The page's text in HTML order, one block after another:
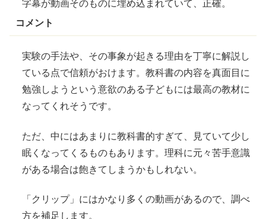
字幕が動画そのものに埋め込 まれていて、正確。
コメント
実験の手法や、その事象が起きる理由を丁寧に解説し
ている点で信頼がおけます。教科書の内容を真面目に
勉強しようという 意欲のある子どもには最高の教材に
なってくれそうです。
ただ、中にはあまりに教科書的すぎて、見ていて少し
眠くなってくるものもあります。理科に元々苦手意識
がある場合は飽きてしまうかもしれない。
「クリップ」にはかなり多くの動画があるので、調べ
方を補足します。